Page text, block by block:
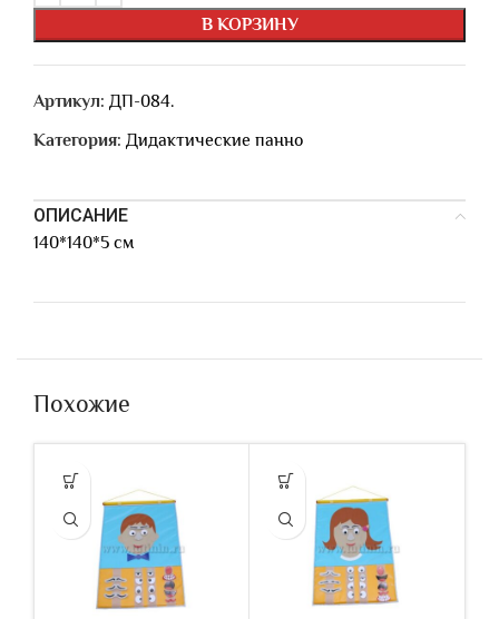
В КОРЗИНУ
Артикул: ДП-084.
Категория: Дидактические панно
ОПИСАНИЕ
140*140*5 см
Похожие